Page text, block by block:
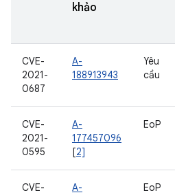
khảo
CVE-
2021-
0687
A-
188913943
Yêu
cầu
CVE-
2021-
0595
A-
177457096
[2]
EoP
CVE- A- EoP